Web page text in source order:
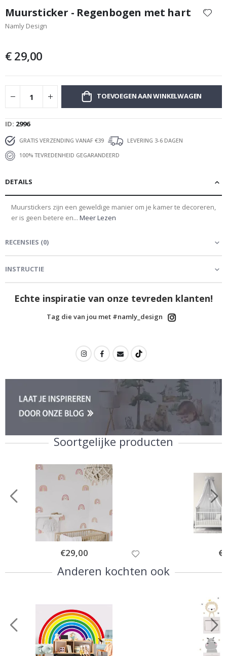
het
begin
afbeeldingen-
Muursticker - Regenbogen met hart
Namly Design
€ 29,00
TOEVOEGEN AAN WINKELWAGEN
ID 2996
GRATIS VERZENDING VANAF €39
LEVERING 3-6 DAGEN
100% TEVREDENHEID GEGARANDEERD
DETAILS
Muurstickers zijn een geweldige manier om je kamer te decoreren,
er is geen betere en... Meer Lezen
RECENSIES (0)
INSTRUCTIE
Echte inspiratie van onze tevreden klanten!
Tag die van jou met #namly_design
Soortgelijke producten
Special
Price
€29,00
Anderen kochten ook